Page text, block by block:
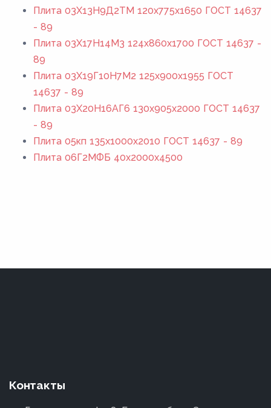
Плита 03Х13Н9Д2ТМ 120x775x1650 ГОСТ 14637
- 89
Плита 03Х17Н14М3 124x860x1700 ГОСТ 14637 -
89
Плита 03Х19Г10Н7М2 125x900x1955 ГОСТ
14637 - 89
Плита 03Х20Н16АГ6 130x905x2000 ГОСТ 14637
- 89
Плита 05кп 135x1000x2010 ГОСТ 14637 - 89
Плита 06Г2МФБ 40x2000x4500
Контакты